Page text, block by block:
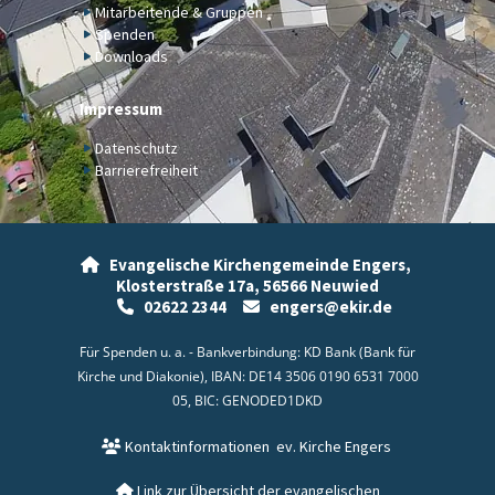
Mitarbeitende & Gruppen
Spenden
Downloads
Impressum
Datenschutz
Barrierefreiheit

Evangelische Kirchengemeinde Engers,
Klosterstraße 17a, 56566 Neuwied
02622 2344 engers@ekir.de
Für Spenden u. a. - Bankverbindung: KD Bank (Bank für
Kirche und Diakonie), IBAN: DE14 3506 0190 6531 7000
05, BIC: GENODED1DKD
Kontaktinformationen ev. Kirche Engers
Link zur Übersicht der evangelischen